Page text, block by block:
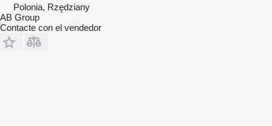
Polonia, Rzędziany
AB Group
Contacte con el vendedor